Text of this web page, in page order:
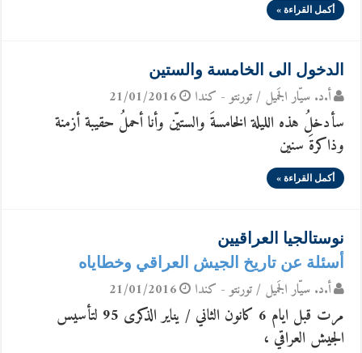
أكمل القراءة »
الدخول الى الخامسة والستين
أ.د. سيّار الجَميل / تورنتو - كندا 21/01/2016
سأدخلُ هذه الليلة الخامسةَ والستيّن وأنا أحملُ حقيبة أزمنة
وذاكرةَ سنين
أكمل القراءة »
نوستالجيا العراقيين
أسئلة عن تاريخ الجيش العراقي وخطاياه
أ.د. سيّار الجَميل / تورنتو - كندا 21/01/2016
مرت قبل ايام 6 كانون الثاني / يناير الذكرى 95 لتأسيس
الجيش العراقي ،